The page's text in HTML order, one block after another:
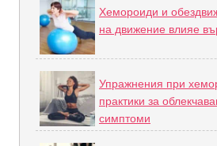
Хемороиди и
на движение влияе
Упражнения при
практики за
симптоми